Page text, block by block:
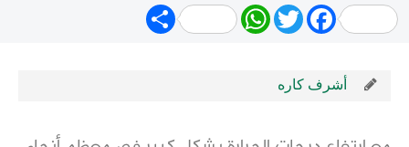
Share WhatsApp
TwitterFacebook
أشرف كاره